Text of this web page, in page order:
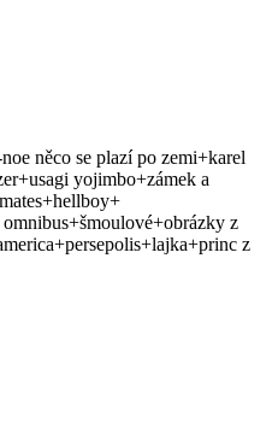
něco se plazí po zemi+karel
yojimbo+zámek a
z
z